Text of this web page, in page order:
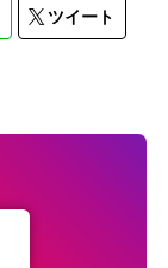
ツイート